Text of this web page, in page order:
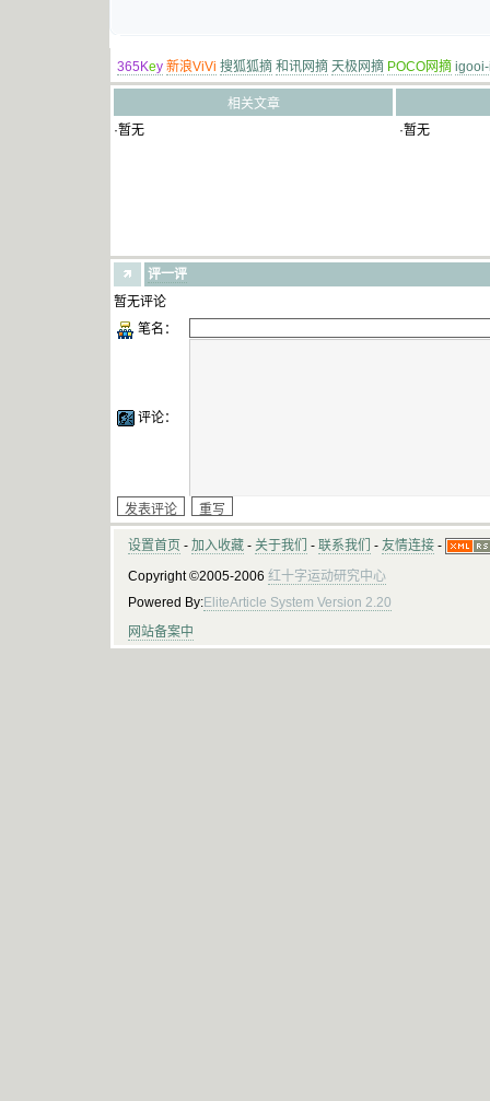
365Key 新浪ViVi 搜狐狐摘 和讯网摘 天极网摘 POCO网摘
相关文章
·暂无
·暂无
评一评
暂无评论
笔名：
评论：
设置首页 - 加入收藏 - 关于我们 - 联系我们 - 友情连接 -
Copyright ©2005-2006 红十字运动研究中心
Powered By:EliteArticle System Version 2.20
网站备案中